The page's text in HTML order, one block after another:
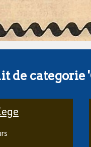
de categorie